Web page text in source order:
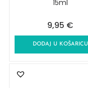
15ml
9,95 €
DODAJ U KOŠARICU